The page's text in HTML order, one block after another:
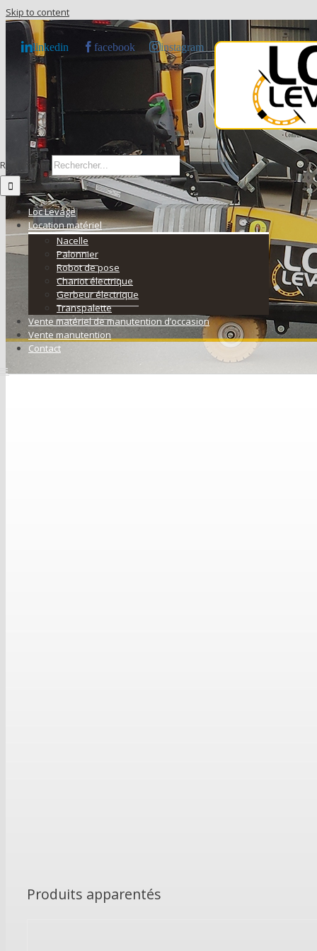
Skip to content
linkedin facebook instagram
Rechercher
Loc Levage
Location matériel
Nacelle
Palonnier
Robot de pose
Chariot électrique
Gerbeur électrique
Transpalette
Vente matériel de manutention d’occasion
Vente manutention
Contact
Produits apparentés